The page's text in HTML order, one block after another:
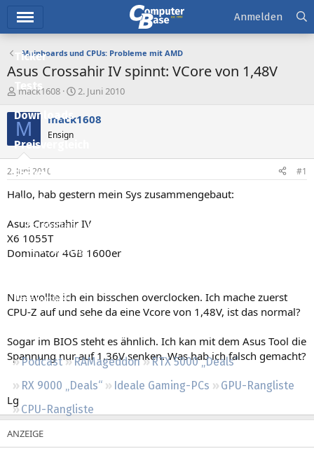
Ticker
Tests
Downloads
Preisvergleich
Forum
Aktuelles
Empfohlene Inhalte
Neue Beiträge
Leserartikel
Podcast RAMageddon
RTX 5000 „Deals“
RX 9000 „Deals“
Ideale Gaming-PCs
GPU-Rangliste
CPU-Rangliste
Anmelden
Mainboards und CPUs: Probleme mit AMD
Asus Crossahir IV spinnt: VCore von 1,48V
E
s
t
e
e
r
mack1608
E
s
t
a
2. Juni 2010
M mack1608
Ensign
2. Juni 2010 #1
Hallo, hab gestern mein Sys zusammengebaut:
Asus Crossahir IV
X6 1055T
Dominator 4GB 1600er
Nun wollte ich ein bisschen overclocken. Ich mache zuerst
CPU-Z auf und sehe da eine Vcore von 1,48V, ist das normal?
Sogar im BIOS steht es ähnlich. Ich kan mit dem Asus Tool die
Spannung nur auf 1,36V senken. Was hab ich falsch gemacht?
Lg